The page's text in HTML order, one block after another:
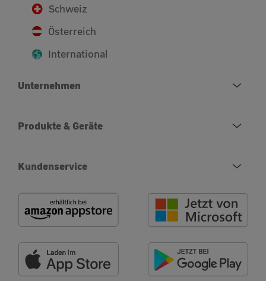
Schweiz
Österreich
International
Unternehmen
Produkte & Geräte
Kundenservice